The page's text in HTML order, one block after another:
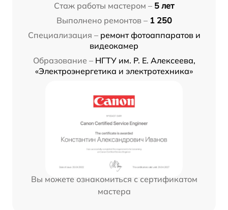
Стаж работы мастером – 5 лет
Выполнено ремонтов – 1 250
Специализация – ремонт фотоаппаратов и
видеокамер
Образование – НГТУ им. Р. Е. Алексеева,
«Электроэнергетика и электротехника»
Вы можете ознакомиться с сертификатом
мастера